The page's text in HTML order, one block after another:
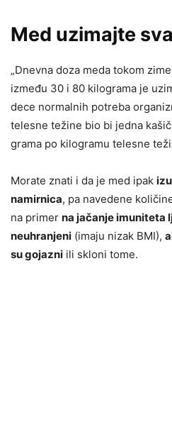
Med uzimajte
„Dnevna doza meda tokom
između 30 i 80 kilograma je
dece normalnih potreba
telesne težine bio bi jedna
grama po kilogramu telesne
Morate znati i da je med ipak
namirnica, pa navedene
na primer na jačanje imuniteta
neuhranjeni (imaju nizak BMI),
su gojazni ili skloni tome.